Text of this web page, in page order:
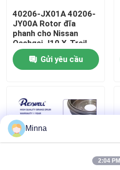
Chuyến tham quan nhà máy
Kiểm soát chất lượng
Liên hệ với chúng tôi
Tin tức
các trường hợp
40206-JX01A 40206-
JY00A Rotor đĩa
phanh cho Nissan
Qashqai J10 X-Trail
T31 Juke
Gửi yêu cầu
Minna
2:04 PM